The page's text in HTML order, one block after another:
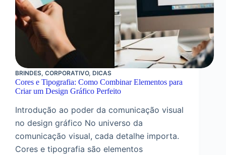
BRINDES, CORPORATIVO, DICAS
Cores e Tipografia: Como Combinar Elementos para
Criar um Design Gráfico Perfeito
Introdução ao poder da comunicação visual
no design gráfico No universo da
comunicação visual, cada detalhe importa.
Cores e tipografia são elementos